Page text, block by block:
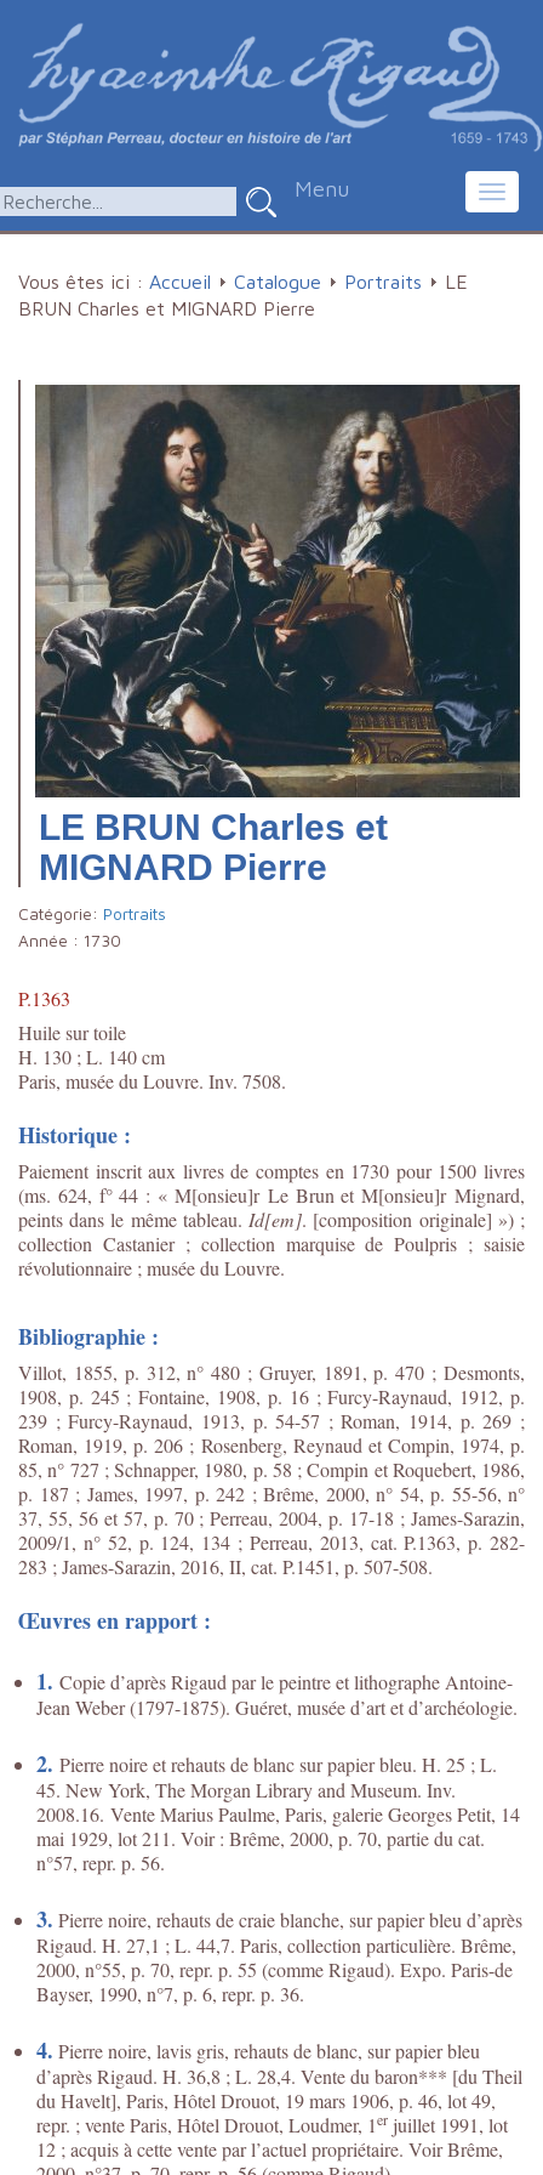
Menu
Vous êtes ici : Accueil Catalogue Portraits
LE
BRUN Charles et MIGNARD Pierre
LE BRUN Charles et
MIGNARD Pierre
Catégorie: Portraits
Année : 1730
P.1363
Huile sur toile
H. 130 ; L. 140 cm
Paris, musée du Louvre. Inv. 7508.
Historique :
Paiement inscrit aux livres de comptes en 1730 pour 1500 livres
(ms. 624, f° 44 : « M[onsieu]r Le Brun et M[onsieu]r Mignard,
peints dans le même tableau. Id[em]. [composition originale] ») ;
collection Castanier ; collection marquise de Poulpris ; saisie
révolutionnaire ; musée du Louvre.
Bibliographie :
Villot, 1855, p. 312, n° 480 ; Gruyer, 1891, p. 470 ; Desmonts,
1908, p. 245 ; Fontaine, 1908, p. 16 ; Furcy-Raynaud, 1912, p.
239 ; Furcy-Raynaud, 1913, p. 54-57 ; Roman, 1914, p. 269 ;
Roman, 1919, p. 206 ; Rosenberg, Reynaud et Compin, 1974, p.
85, n° 727 ; Schnapper, 1980, p. 58 ; Compin et Roquebert, 1986,
p. 187 ; James, 1997, p. 242 ; Brême, 2000, n° 54, p. 55-56, n°
37, 55, 56 et 57, p. 70 ; Perreau, 2004, p. 17-18 ; James-Sarazin,
2009/1, n° 52, p. 124, 134 ; Perreau, 2013, cat. P.1363, p. 282-
283 ; James-Sarazin, 2016, II, cat. P.1451, p. 507-508.
Œuvres en rapport :
1. Copie d’après Rigaud par le peintre et lithographe Antoine-
Jean Weber (1797-1875). Guéret, musée d’art et d’archéologie.
2. Pierre noire et rehauts de blanc sur papier bleu. H. 25 ; L.
45. New York, The Morgan Library and Museum. Inv.
2008.16. Vente Marius Paulme, Paris, galerie Georges Petit, 14
mai 1929, lot 211. Voir : Brême, 2000, p. 70, partie du cat.
n°57, repr. p. 56.
3. Pierre noire, rehauts de craie blanche, sur papier bleu d’après
Rigaud. H. 27,1 ; L. 44,7. Paris, collection particulière. Brême,
2000, n°55, p. 70, repr. p. 55 (comme Rigaud). Expo. Paris-de
Bayser, 1990, n°7, p. 6, repr. p. 36.
4. Pierre noire, lavis gris, rehauts de blanc, sur papier bleu
d’après Rigaud. H. 36,8 ; L. 28,4. Vente du baron*** [du Theil
du Havelt], Paris, Hôtel Drouot, 19 mars 1906, p. 46, lot 49,
repr. ; vente Paris, Hôtel Drouot, Loudmer, 1er juillet 1991, lot
12 ; acquis à cette vente par l’actuel propriétaire. Voir Brême,